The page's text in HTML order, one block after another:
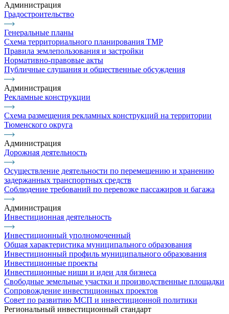
Администрация
Градостроительство
Генеральные планы
Схема территориального планирования ТМР
Правила землепользования и застройки
Нормативно-правовые акты
Публичные слушания и общественные обсуждения
Администрация
Рекламные конструкции
Схема размещения рекламных конструкций на территории
Тюменского округа
Администрация
Дорожная деятельность
Осуществление деятельности по перемещению и хранению
задержанных транспортных средств
Соблюдение требований по перевозке пассажиров и багажа
Администрация
Инвестиционная деятельность
Инвестиционный уполномоченный
Общая характеристика муниципального образования
Инвестиционный профиль муниципального образования
Инвестиционные проекты
Инвестиционные ниши и идеи для бизнеса
Свободные земельные участки и производственные площадки
Сопровождение инвестиционных проектов
Совет по развитию МСП и инвестиционной политики
Региональный инвестиционный стандарт